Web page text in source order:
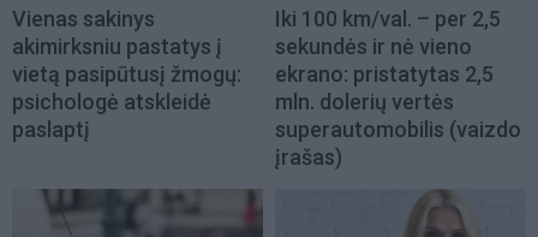
Vienas sakinys
akimirksniu pastatys į
vietą pasipūtusį žmogų:
psichologė atskleidė
paslaptį
Iki 100 km/val. – per 2,5
sekundės ir nė vieno
ekrano: pristatytas 2,5
mln. dolerių vertės
superautomobilis (vaizdo
įrašas)